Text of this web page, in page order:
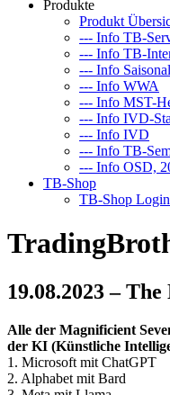
Produkte
Produkt
--- Info TB-
--- Info TB-
--- Info
--- Info WWA
--- Info MST-
--- Info IVD-
--- Info IVD
--- Info TB-
--- Info OSD,
TB-Shop
TB-Shop
19.08.2023 –
Alle der Magnificient
der KI (Künstliche
1. Microsoft mit ChatGPT
2. Alphabet mit Bard